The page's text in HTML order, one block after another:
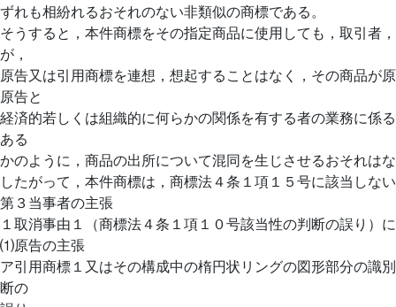
ずれも相紛れるおそれのない非類似の商標である。
そうすると，本件商標をその指定商品に使用しても，取引者
が，
原告又は引用商標を連想，想起することはなく，その商品が
原告と
経済的若しくは組織的に何らかの関係を有する者の業務に係
ある
かのように，商品の出所について混同を生じさせるおそれは
したがって，本件商標は，商標法４条１項１５号に該当しな
第３当事者の主張
１取消事由１（商標法４条１項１０号該当性の判断の誤り）
⑴原告の主張
ア引用商標１又はその構成中の楕円状リングの図形部分の識
断の